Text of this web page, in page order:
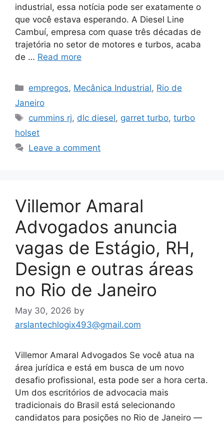
industrial, essa notícia pode ser exatamente o
que você estava esperando. A Diesel Line
Cambuí, empresa com quase três décadas de
trajetória no setor de motores e turbos, acaba
de … Read more
Categories
empregos, Mecânica Industrial, Rio de
Janeiro
Tags
cummins rj, dlc diesel, garret turbo,turbo
holset
Leave a comment
Villemor Amaral
Advogados anuncia
vagas de Estágio, RH,
Design e outras áreas
no Rio de Janeiro
May 30, 2026 by
arslantechlogix493@gmail.com
Villemor Amaral Advogados Se você atua na
área jurídica e está em busca de um novo
desafio profissional, esta pode ser a hora certa.
Um dos escritórios de advocacia mais
tradicionais do Brasil está selecionando
candidatos para posições no Rio de Janeiro —